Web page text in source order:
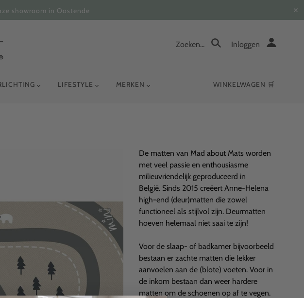
showroom in Oostende ✕
Zoeken... Inloggen
LIFESTYLE MERKEN WINKELWAGEN 🛒
De matten van Mad about Mats worden
met veel passie en enthousiasme
milieuvriendelijk geproduceerd in
België. Sinds 2015 creëert Anne-Helena
high-end (deur)matten die zowel
functioneel als stijlvol zijn. Deurmatten
hoeven helemaal niet saai te zijn!
Voor de slaap- of badkamer bijvoorbeeld
bestaan er zachte matten die lekker
aanvoelen aan de (blote) voeten. Voor in
de inkom bestaan dan weer hardere
matten om de schoenen op af te vegen.